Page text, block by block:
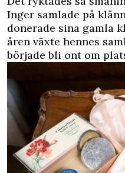
Inger samlade på
donerade sina gamla
åren växte hennes
började bli ont om